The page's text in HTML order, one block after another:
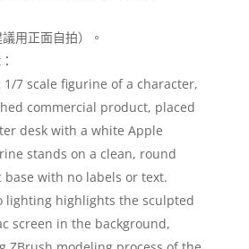
用正面自拍）。
7 scale figurine of a character,
commercial product, placed
desk with a white Apple
stands on a clean, round
with no labels or text.
lighting highlights the sculpted
screen in the background,